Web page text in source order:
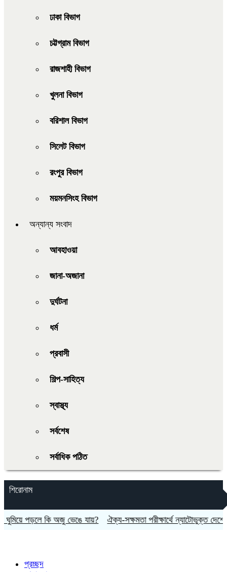
ঢাকা বিভাগ
চট্টগ্রাম বিভাগ
রাজশাহী বিভাগ
খুলনা বিভাগ
বরিশাল বিভাগ
সিলেট বিভাগ
রংপুর বিভাগ
ময়মনসিংহ বিভাগ
অন্যান্য সংবাদ
আবহাওয়া
জানা-অজানা
দুর্ঘটনা
ধর্ম
প্রবাসী
শিল্প-সাহিত্য
স্বাস্থ্য
সর্বশেষ
সর্বাধিক পঠিত
শিরোনাম
পড়লে কি অজু ভেঙে যায়? ঐক্য-সক্ষমতা পরীক্ষার্থে ন্যাটোভুক্ত দেশে হামলা
প্রচ্ছদ